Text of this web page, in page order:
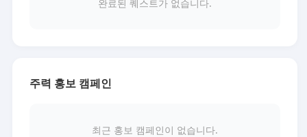
완료된 퀘스트가 없습니다.
주력 홍보 캠페인
최근 홍보 캠페인이 없습니다.